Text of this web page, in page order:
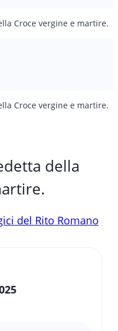
Croce vergine e martire.
Croce vergine e martire.
della
del Rito Romano